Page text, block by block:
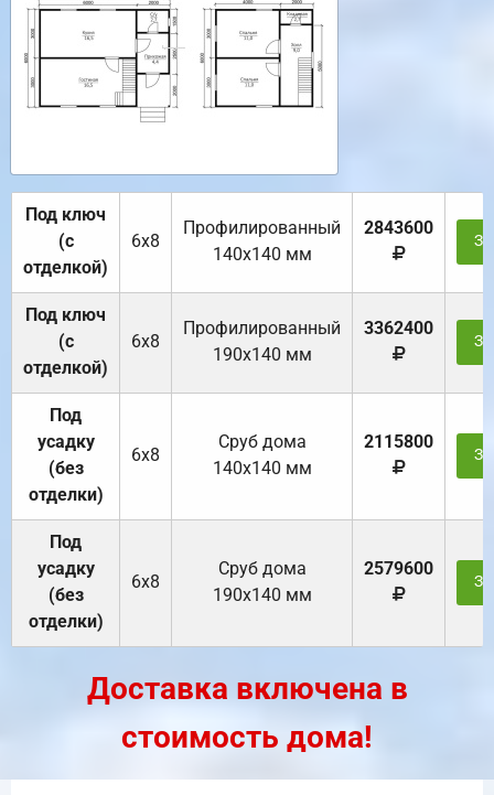
Под ключ
(с
отделкой)
6х8
Профилированный
140х140 мм
2843600
Под ключ
(с
отделкой)
6х8
Профилированный
190х140 мм
3362400
Под
усадку
(без
отделки)
6х8
Cруб дома
140х140 мм
2115800
Под
усадку
(без
отделки)
6х8
Cруб дома
190х140 мм
2579600
Доставка включена в
стоимость дома!